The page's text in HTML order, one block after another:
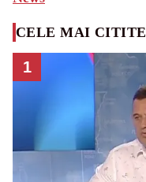
CELE MAI CITITE
1